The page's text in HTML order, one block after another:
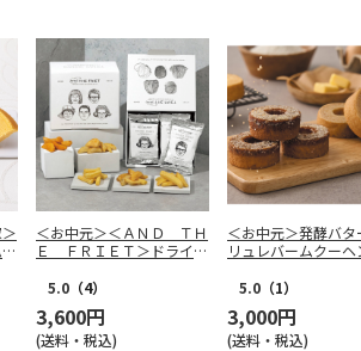
＜お中元＞＜ＡＮＤ ＴＨ
Ｅ ＦＲＩＥＴ＞ドライフ
5.0 （4）
3,600円
(送料・税込)
＜お中元＞発酵バタ
リュレバームクー
5.0 （1）
3,000円
(送料・税込)